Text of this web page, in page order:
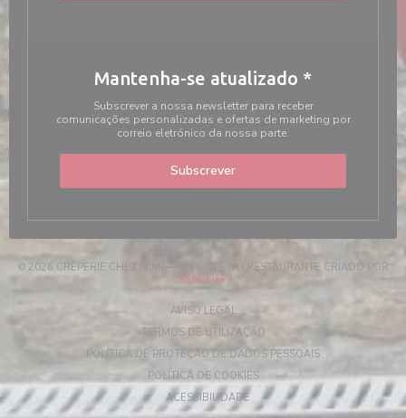
Mantenha-se atualizado *
Subscrever a nossa newsletter para receber
comunicações personalizadas e ofertas de marketing por
correio eletrónico da nossa parte.
Subscrever
© 2026 CRÊPERIE CHEZ MIMI — WEBSITE DO RESTAURANTE CRIADO POR
ZENCHEF((ABRE NUMA NOVA JANELA))
AVISO LEGAL((ABRE NUMA NOVA JANELA))
TERMOS DE UTILIZAÇÃO((ABRE NUMA NOVA
POLÍTICA DE PROTEÇÃO DE DADOS PESSOAIS((ABRE NUMA
POLÍTICA DE COOKIES((ABRE NUMA NOVA JANELA))
ACESSIBILIDADE((ABRE NUMA NOVA JANELA))